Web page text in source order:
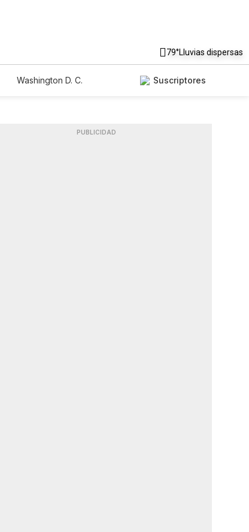
79°Lluvias dispersas
Washington D. C.
Suscriptores
PUBLICIDAD